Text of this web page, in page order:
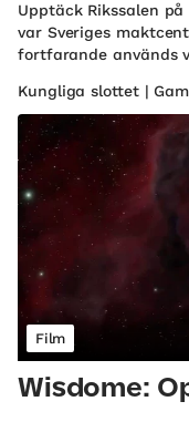
Upptäck Rikssalen
var Sveriges
fortfarande används
Kungliga slottet |
Film
Wisdome: